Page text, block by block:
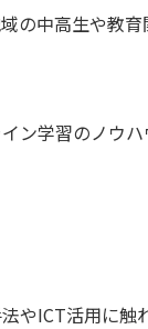
の中高生や教育
ン学習のノウハ
やICT活用に触